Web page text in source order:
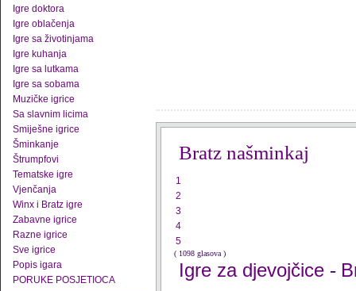
Igre doktora
Igre oblačenja
Igre sa životinjama
Igre kuhanja
Igre sa lutkama
Igre sa sobama
Muzičke igrice
Sa slavnim licima
Smiješne igrice
Šminkanje
Štrumpfovi
Tematske igre
Vjenčanja
Winx i Bratz igre
Zabavne igrice
Razne igrice
Sve igrice
Popis igara
PORUKE POSJETIOCA
Bratz našminkaj
1
2
3
4
5
( 1098 glasova )
Igre za djevojčice -